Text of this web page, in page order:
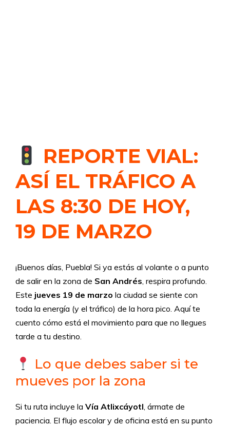
REPORTE VIAL:
ASÍ EL TRÁFICO A
LAS 8:30 DE HOY,
19 DE MARZO
¡Buenos días, Puebla! Si ya estás al volante o a punto
de salir en la zona de San Andrés, respira profundo.
Este jueves 19 de marzo la ciudad se siente con
toda la energía (y el tráfico) de la hora pico. Aquí te
cuento cómo está el movimiento para que no llegues
tarde a tu destino.
Lo que debes saber si te
mueves por la zona
Si tu ruta incluye la Vía Atlixcáyotl, ármate de
paciencia. El flujo escolar y de oficina está en su punto